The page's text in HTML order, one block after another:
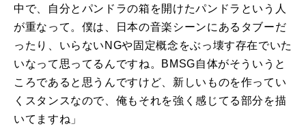
中で、自分とパンドラの箱を開けたパンドラという人
が重なって。僕は、日本の音楽シーンにあるタブーだ
ったり、いらないNGや固定概念をぶっ壊す存在でいた
いなって思ってるんですね。BMSG自体がそういうと
ころであると思うんですけど、新しいものを作ってい
くスタンスなので、俺もそれを強く感じてる部分を描
いてますね」